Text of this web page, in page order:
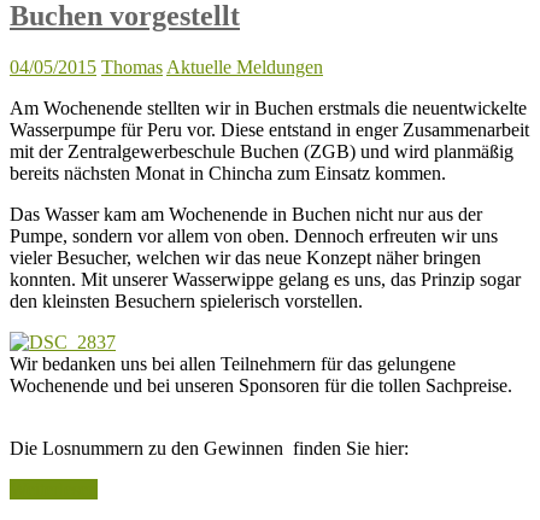
Buchen vorgestellt
04/05/2015 Thomas Aktuelle Meldungen
Am Wochenende stellten wir in Buchen erstmals die neuentwickelte
Wasserpumpe für Peru vor. Diese entstand in enger Zusammenarbeit
mit der Zentralgewerbeschule Buchen (ZGB) und wird planmäßig
bereits nächsten Monat in Chincha zum Einsatz kommen.
Das Wasser kam am Wochenende in Buchen nicht nur aus der
Pumpe, sondern vor allem von oben. Dennoch erfreuten wir uns
vieler Besucher, welchen wir das neue Konzept näher bringen
konnten. Mit unserer Wasserwippe gelang es uns, das Prinzip sogar
den kleinsten Besuchern spielerisch vorstellen.
Wir bedanken uns bei allen Teilnehmern für das gelungene
Wochenende und bei unseren Sponsoren für die tollen Sachpreise.
Die Losnummern zu den Gewinnen finden Sie hier: